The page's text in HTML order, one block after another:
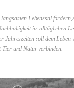
langsamen Lebensstil
im alltäglichen
Jahreszeiten soll dem Leben
Tier und Natur verbinden.